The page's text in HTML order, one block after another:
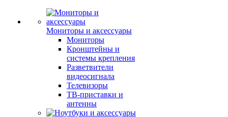
Мониторы и аксессуары
Мониторы
Кронштейны и
системы крепления
Разветвители
видеосигнала
Телевизоры
ТВ-приставки и
антенны